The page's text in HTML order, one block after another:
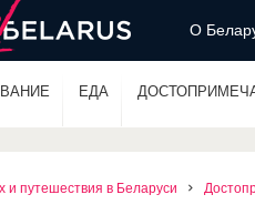
О
ЕДА
и путешествия в Беларуси